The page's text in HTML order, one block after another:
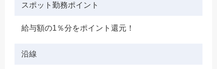
スポット勤務ポイント
給与額の1％分をポイント還元！
沿線